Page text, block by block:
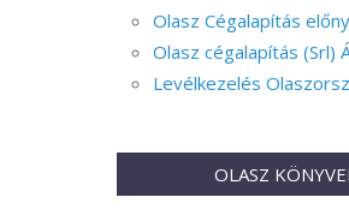
Olasz Cégalapítás
Olasz cégalapítás (Srl)
Levélkezelés
OLASZ